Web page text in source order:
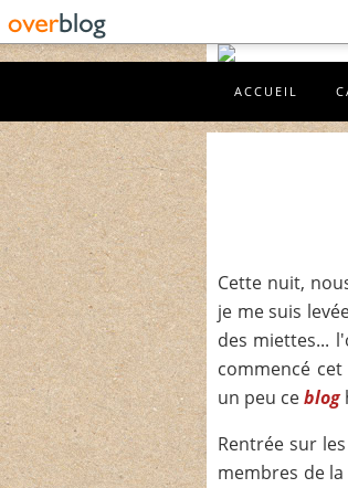
ACCUEIL
Cette nuit,
je me suis
des miettes...
commencé
un peu ceblog
Rentrée sur
membres de